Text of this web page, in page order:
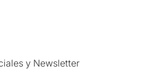
y Newsletter